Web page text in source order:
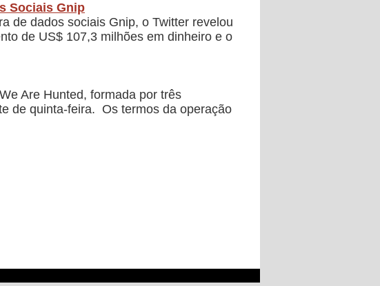
Sociais Gnip
de dados sociais Gnip, o Twitter revelou
de US$ 107,3 milhões em dinheiro e o
Are Hunted, formada por três
de quinta-feira. Os termos da operação